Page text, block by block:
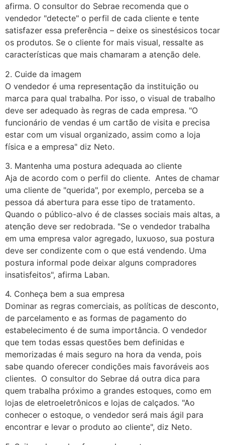
afirma. O consultor do Sebrae recomenda que o
vendedor "detecte" o perfil de cada cliente e tente
satisfazer essa preferência – deixe os sinestésicos tocar
os produtos. Se o cliente for mais visual, ressalte as
características que mais chamaram a atenção dele.
2. Cuide da imagem
O vendedor é uma representação da instituição ou
marca para qual trabalha. Por isso, o visual de trabalho
deve ser adequado às regras de cada empresa. "O
funcionário de vendas é um cartão de visita e precisa
estar com um visual organizado, assim como a loja
física e a empresa" diz Neto.
3. Mantenha uma postura adequada ao cliente
Aja de acordo com o perfil do cliente. Antes de chamar
uma cliente de "querida", por exemplo, perceba se a
pessoa dá abertura para esse tipo de tratamento.
Quando o público-alvo é de classes sociais mais altas, a
atenção deve ser redobrada. "Se o vendedor trabalha
em uma empresa valor agregado, luxuoso, sua postura
deve ser condizente com o que está vendendo. Uma
postura informal pode deixar alguns compradores
insatisfeitos", afirma Laban.
4. Conheça bem a sua empresa
Dominar as regras comerciais, as políticas de desconto,
de parcelamento e as formas de pagamento do
estabelecimento é de suma importância. O vendedor
que tem todas essas questões bem definidas e
memorizadas é mais seguro na hora da venda, pois
sabe quando oferecer condições mais favoráveis aos
clientes. O consultor do Sebrae dá outra dica para
quem trabalha próximo a grandes estoques, como em
lojas de eletroeletrônicos e lojas de calçados. "Ao
conhecer o estoque, o vendedor será mais ágil para
encontrar e levar o produto ao cliente", diz Neto.